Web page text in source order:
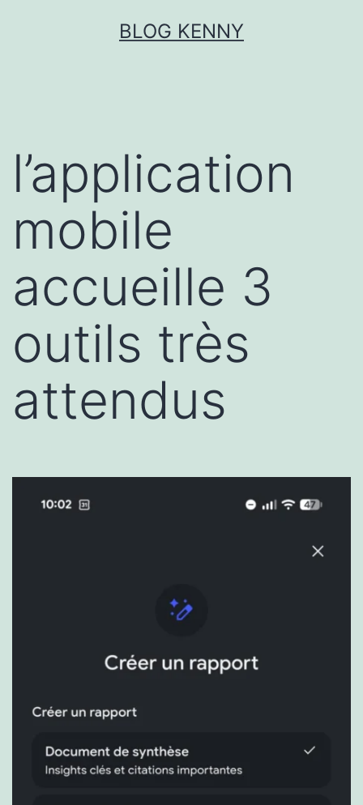
BLOG KENNY
l’application
mobile
accueille 3
outils très
attendus